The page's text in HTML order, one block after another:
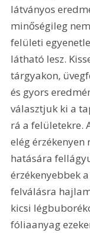
látványos
minőségileg
felületi
látható lesz.
tárgyakon,
és gyors
választjuk ki a
rá a felületekre.
elég
hatására
érzékenyebbek
felválásra
kicsi
fóliaanyag